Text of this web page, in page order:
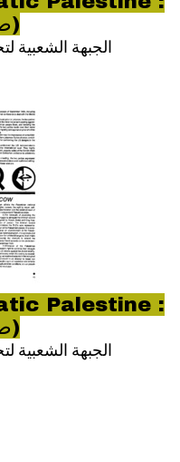
11 (ص 19)
الجبهة الشعبية
Palestine :
11 (ص 15)
الجبهة الشعبية